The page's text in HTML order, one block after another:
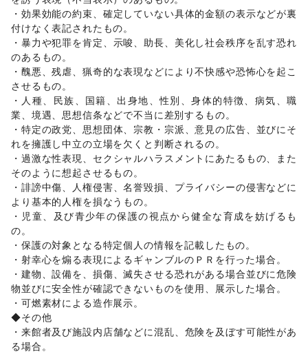
エステ・美容サービス / 健康食品・サプリメント/
女性用品・フェムテック
/その他美容・健康
エンタメ・ガジェット
PC・スマートフォン スマホアクセサリー /ガジェット /
ゲーム/アニメ/コミック・マンガ/アイドル・芸能人 /
おもちゃ・ホビー/ 楽器・音楽機材 CD・DVD・本・雑誌
Webメディア・アプリ /テレビ・ドラマ/映画 /
音楽・ライブ/演劇/占い /公営競技・宝くじ/
その他エンタメ・ガジェット
アート・デザイン
絵画・書/写真・イラストレーション/立体作品・彫刻/
その他アート・デザイン
レジャー・スポーツ
旅行・レジャー/キャンプ・アウトドア
バスケットボール/ゴルフ/その他レジャー・スポーツ
車・バイク・モビリティ
車/バイク・オートバイ/自転車・ロードバイク/
マイクロモビリティ /その他車・バイク・モビリティ
NPO・公共団体
地方公共団体・行政・政府/外国団体・大使館/募金・寄付
/NPO・ボランティア活動/ その他NPO・公共団体
ビジネス・オフィス
法人向けサービス
イベント企画・運営/その他ビジネス・オフィス
その他活動・個人
・効果効能の約束、確定していない具体的金額の表示などが裏
付けなく表記されたもの。
・暴力や犯罪を肯定、示唆、助長、美化し社会秩序を乱す恐れ
のあるもの。
・醜悪、残虐、猟奇的な表現などにより不快感や恐怖心を起こ
させるもの。
・人種、民族、国籍、出身地、性別、身体的特徴、病気、職
業、境遇、思想信条などで不当に差別するもの。
・特定の政党、思想団体、宗教・宗派、意見の広告、並びにそ
れを擁護し中立の立場を欠くと判断されるの。
・過激な性表現、セクシャルハラスメントにあたるもの、また
そのように想起させるもの。
・誹謗中傷、人権侵害、名誉毀損、プライバシーの侵害などに
より基本的人権を損なうもの。
・児童、及び青少年の保護の視点から健全な育成を妨げるも
の。
・保護の対象となる特定個人の情報を記載したもの。
・射幸心を煽る表現によるギャンブルのＰＲを行った場合。
・建物、設備を、損傷、滅失させる恐れがある場合並びに危険
物並びに安全性が確認できないものを使用、展示した場合。
・可燃素材による造作展示。
◆その他
・来館者及び施設内店舗などに混乱、危険を及ぼす可能性があ
る場合。